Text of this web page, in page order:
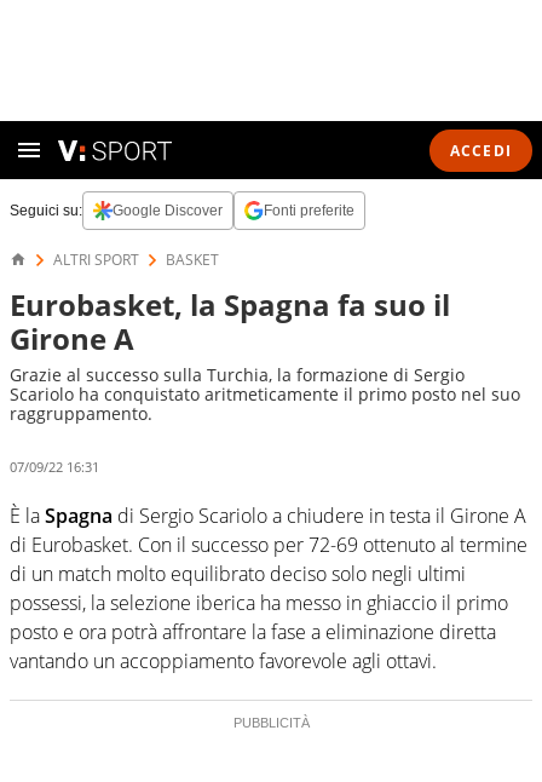
ACCEDI
Seguici su: Google Discover Fonti preferite
ALTRI SPORT BASKET
Eurobasket, la Spagna fa suo il
Girone A
Grazie al successo sulla Turchia, la formazione di Sergio
Scariolo ha conquistato aritmeticamente il primo posto nel suo
raggruppamento.
07/09/22 16:31
È laSpagna di Sergio Scariolo a chiudere in testa il Girone A
di Eurobasket. Con il successo per 72-69 ottenuto al termine
di un match molto equilibrato deciso solo negli ultimi
possessi, la selezione iberica ha messo in ghiaccio il primo
posto e ora potrà affrontare la fase a eliminazione diretta
vantando un accoppiamento favorevole agli ottavi.